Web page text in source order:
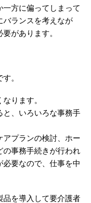
一方に偏ってしまって
バランスを考えなが
があります。
。
ります。
と、いろいろな事務手
プランの検討、ホー
の事務手続きが行われ
必要なので、仕事を中
品を導入して要介護者